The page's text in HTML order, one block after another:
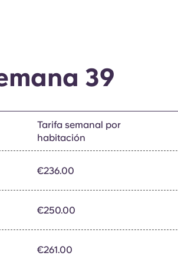
39
Tarifa semanal por
habitación
€236.00
€250.00
€261.00